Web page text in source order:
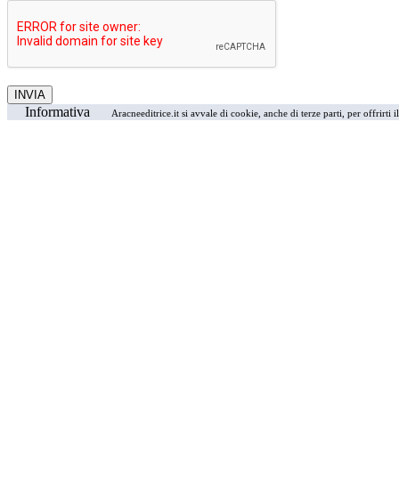
Informativa Aracneeditrice.it si avvale di cookie, anche di terze parti, per